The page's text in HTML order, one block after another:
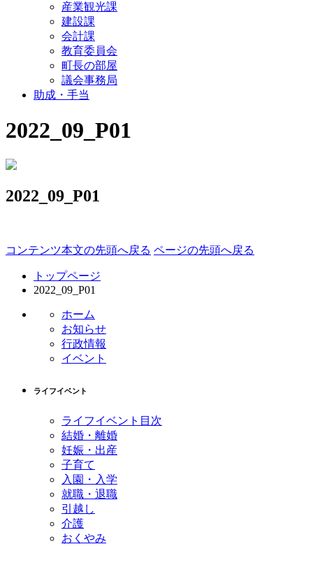
産業観光課
建設課
会計課
教育委員会
町長の部屋
議会事務局
助成・手当
2022_09_P01
2022_09_P01
コンテンツ本文の先頭へ戻る ページの先頭へ戻る
トップページ
2022_09_P01
ホーム
お知らせ
行政情報
イベント
ライフイベント
ライフイベント目次
結婚・離婚
妊娠・出産
子育て
入園・入学
就職・退職
引越し
介護
おくやみ